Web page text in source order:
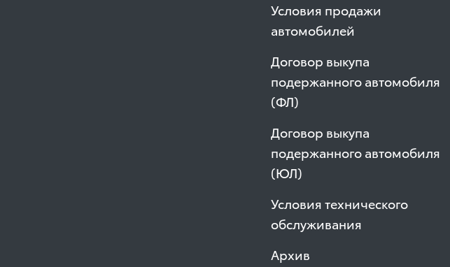
Условия продажи
автомобилей
Договор выкупа
подержанного автомобиля
(ФЛ)
Договор выкупа
подержанного автомобиля
(ЮЛ)
Условия технического
обслуживания
Архив